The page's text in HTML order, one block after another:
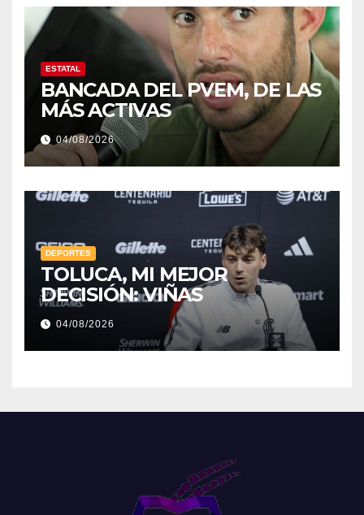
ESTATAL
BANCADA DEL PVEM, DE LAS
MÁS ACTIVAS
04/08/2026
DEPORTES
TOLUCA, MI MEJOR
DECISIÓN: VIÑAS
04/08/2026